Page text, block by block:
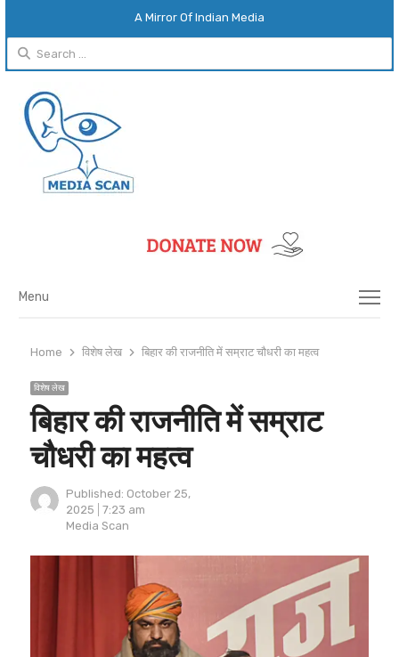
A Mirror Of Indian Media
Search
for:
Menu
Menu
Home विशेष लेख बिहार की राजनीति में सम्राट चौधरी का महत्व
विशेष लेख
बिहार की राजनीति में सम्राट
चौधरी का महत्व
Published: October 25,
2025
7:23 am
Author
Media Scan